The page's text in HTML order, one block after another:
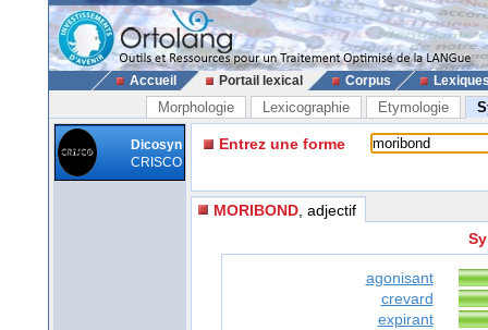
Accueil Portail lexical Corpus
Morphologie Lexicographie Etymologie
Dicosyn
CRISCO
Entrez une forme
MORIBOND , adjectif
agonisant
crevard
expirant